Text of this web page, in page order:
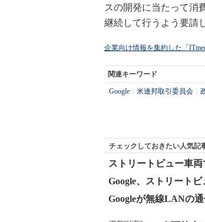
スの開発に当たって消
継続して行うよう要請
企業向け情報を集約した「
関連キーワード
Google 米連邦取引委員会
チェックしておきたい人気記
ストリートビュー車
Google、ストリート
Googleが無線LANの